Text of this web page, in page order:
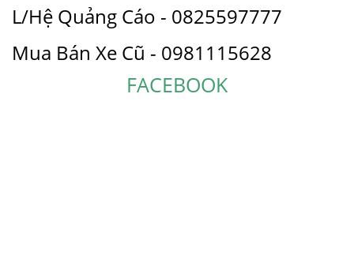
L/Hệ Quảng Cáo - 0825597777
Mua Bán Xe Cũ - 0981115628
FACEBOOK